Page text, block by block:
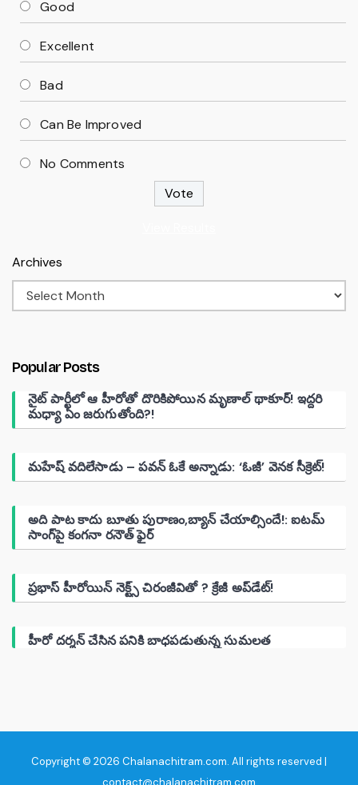
Good
Excellent
Bad
Can Be Improved
No Comments
Archives
Popular Posts
నైట్ పార్టీలో ఆ హీరోతో దొరికిపోయిన మృణాల్ థాకూర్! ఇద్దరి
మధ్యా ఏం జరుగుతోంది?!
మహేష్ వదిలేసాడు – పవన్ ఓకే అన్నాడు: ‘ఓజీ’ వెనక సీక్రెట్!
అది పాట కాదు బూతు పురాణం,బ్యాన్ చేయాల్సిందే!: ఐటమ్
సాంగ్‌పై కంగనా రనౌత్ ఫైర్
ప్రభాస్ హీరోయిన్ నెక్ట్స్ చిరంజీవితో ? క్రేజీ అప్‌డేట్!
హీరో దర్శన్ చేసిన పనికి బాధపడుతున్న సుమలత
Copyright © 2026 Chalanachitram.com. All rights reserved |
contact@chalanachitram.com